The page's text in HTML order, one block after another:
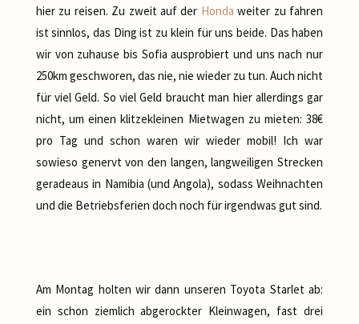
hier zu reisen. Zu zweit auf der Honda weiter zu fahren
ist sinnlos, das Ding ist zu klein für uns beide. Das haben
wir von zuhause bis Sofia ausprobiert und uns nach nur
250km geschworen, das nie, nie wieder zu tun. Auch nicht
für viel Geld. So viel Geld braucht man hier allerdings gar
nicht, um einen klitzekleinen Mietwagen zu mieten: 38€
pro Tag und schon waren wir wieder mobil! Ich war
sowieso genervt von den langen, langweiligen Strecken
geradeaus in Namibia (und Angola), sodass Weihnachten
und die Betriebsferien doch noch für irgendwas gut sind.
Am Montag holten wir dann unseren Toyota Starlet ab:
ein schon ziemlich abgerockter Kleinwagen, fast drei